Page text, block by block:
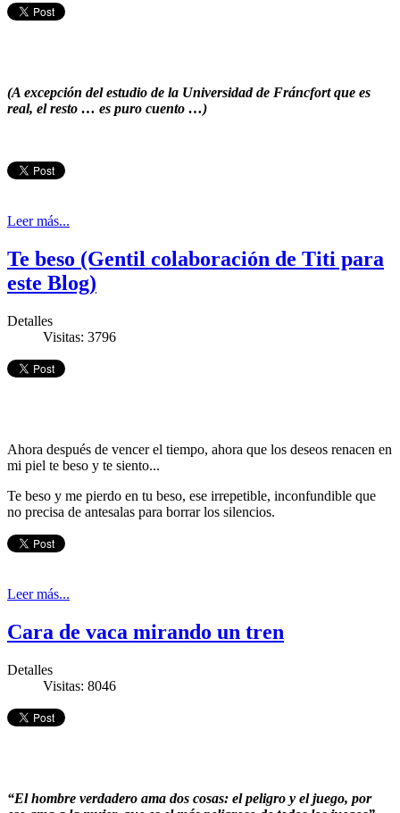
(A excepción del estudio de la Universidad de Fráncfort que es
real, el resto … es puro cuento …)
Leer más...
Te beso (Gentil colaboración de Titi para
este Blog)
Detalles
Visitas: 3796
Ahora después de vencer el tiempo, ahora que los deseos renacen en
mi piel te beso y te siento...
Te beso y me pierdo en tu beso, ese irrepetible, inconfundible que
no precisa de antesalas para borrar los silencios.
Leer más...
Cara de vaca mirando un tren
Detalles
Visitas: 8046
“El hombre verdadero ama dos cosas: el peligro y el juego, por